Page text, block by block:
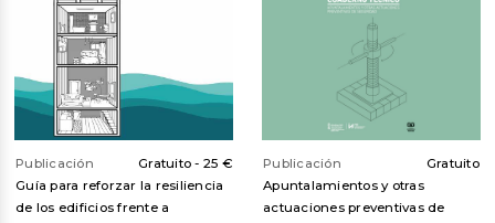
Publicación Gratuito - 25 €
Guía para reforzar la resiliencia
de los edificios frente a
Publicación
Gratuito
Apuntalamientos y otras
actuaciones preventivas de